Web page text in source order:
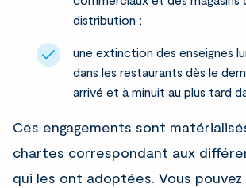
distribution ;
une extinction des enseignes
dans les restaurants dès le
arrivé et à minuit au plus tard
Ces engagements sont
chartes correspondant aux
qui les ont adoptées. Vous